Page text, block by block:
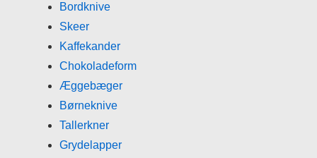
Bordknive
Skeer
Kaffekander
Chokoladeform
Æggebæger
Børneknive
Tallerkner
Grydelapper